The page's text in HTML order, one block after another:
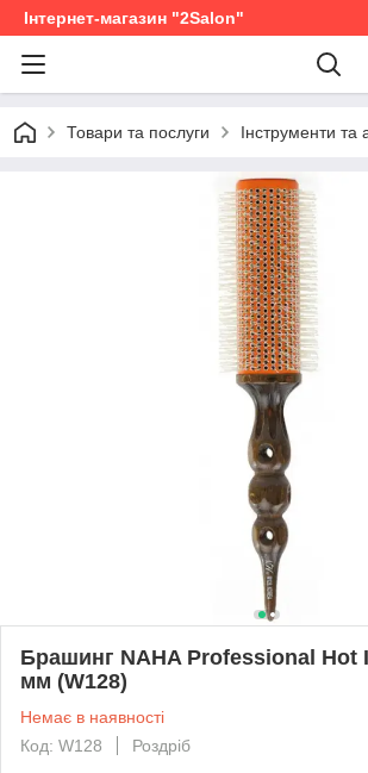
Інтернет-магазин "2Salon"
Товари та послуги Інструменти та
Брашинг NAHA Professional Hot
мм (W128)
Немає в наявності
Код: W128
Роздріб